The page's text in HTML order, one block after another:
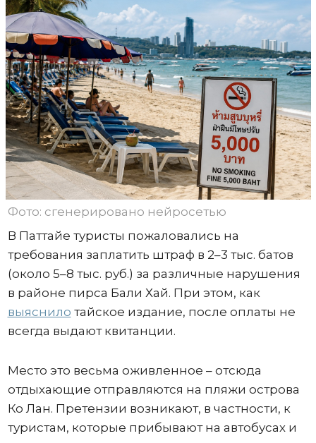
Фото: сгенерировано нейросетью
В Паттайе туристы пожаловались на
требования заплатить штраф в 2–3 тыс. батов
(около 5–8 тыс. руб.) за различные нарушения
в районе пирса Бали Хай. При этом, как
выяснило тайское издание, после оплаты не
всегда выдают квитанции.
Место это весьма оживленное – отсюда
отдыхающие отправляются на пляжи острова
Ко Лан. Претензии возникают, в частности, к
туристам, которые прибывают на автобусах и